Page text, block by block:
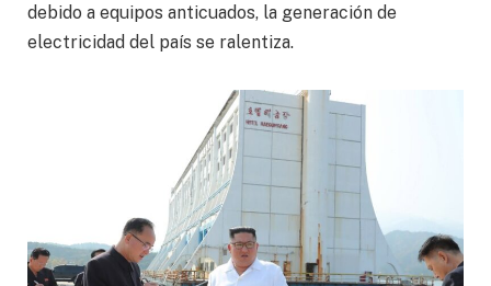
debido a equipos anticuados, la generación de
electricidad del país se ralentiza.